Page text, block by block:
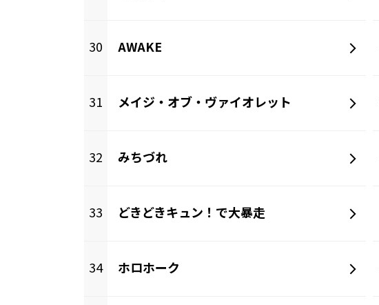
30 AWAKE
31 メイジ・オブ・ヴァイオレット
32 みちづれ
33 どきどきキュン！で大暴走
34 ホロホーク